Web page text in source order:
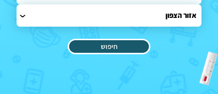
אזור הצפון
חיפוש